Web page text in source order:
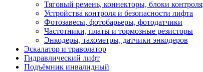
Тяговый ремень, коннекторы, блоки контроля
Устройства контроля и безопасности лифта
Фотозавесы, фотобарьеры, фотодатчики
Частотники, платы и тормозные резисторы
Энкодеры, тахометры, датчики энкодеров
Эскалатор и траволатор
Гидравлический лифт
Подъёмник инвалидный